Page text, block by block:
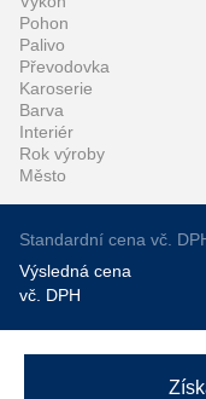
Pohon
Palivo
Převodovka
Karoserie
Barva
Interiér
Rok výroby
Město
Standardní cena vč.
Výsledná cena
vč. DPH